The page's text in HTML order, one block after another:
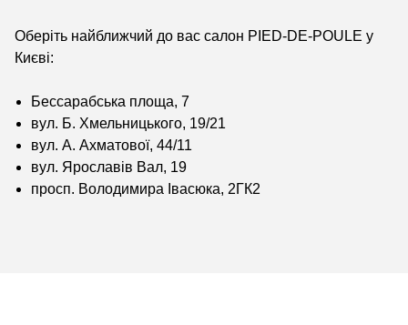
Оберіть найближчий до вас салон PIED-DE-POULE у
Києві:
Бессарабська площа, 7
вул. Б. Хмельницького, 19/21
вул. А. Ахматової, 44/11
вул. Ярославів Вал, 19
просп. Володимира Івасюка, 2ГК2